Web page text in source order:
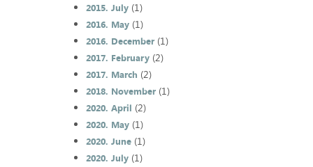
2015. July(1)
2016. May(1)
2016. December(1)
2017. February(2)
2017. March (2)
2018. November(1)
2020. April (2)
2020. May(1)
2020. June(1)
2020. July(1)